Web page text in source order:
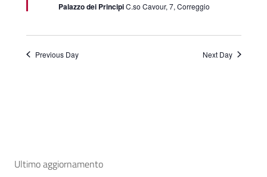
Palazzo dei PrincipiC.so Cavour, 7, Correggio
Previous Day Next Day
Ultimo aggiornamento